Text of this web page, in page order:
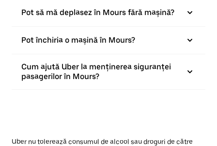
Pot să mă deplasez în Mours fără mașină?
Pot închiria o mașină în Mours?
Cum ajută Uber la menținerea siguranței
pasagerilor în Mours?
Uber nu tolerează consumul de alcool sau droguri de către